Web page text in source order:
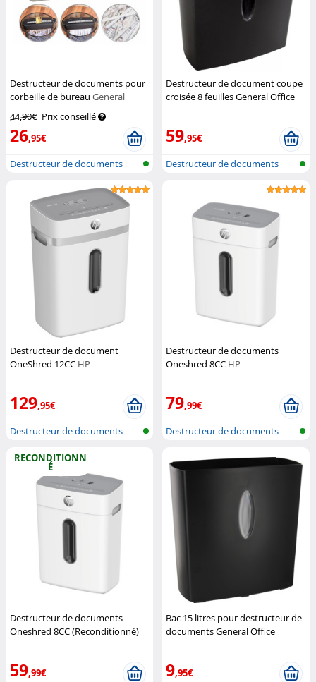
Destructeur de documents pour
corbeille de bureau General
44,90€ Prix conseillé
26,95€
Destructeur de documents
Destructeur de document coupe
croisée 8 feuilles General Office
59,95€
Destructeur de documents
Destructeur de document
OneShred 12CC HP
129,95€
Destructeur de documents
Destructeur de documents
Oneshred 8CC HP
79,99€
Destructeur de documents
RECONDITIONN
É
Destructeur de documents
Oneshred 8CC (Reconditionné)
59,99€
Bac 15 litres pour destructeur de
documents General Office
9,95€